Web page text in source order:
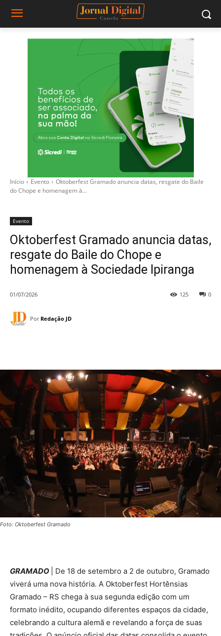
Início Evento
Oktoberfest Gramado anuncia datas, resgate do Baile
do Chope e homenagem à...
Evento
Oktoberfest Gramado anuncia datas,
resgate do Baile do Chope e
homenagem à Sociedade Ipiranga
01/07/2026 0
125
Por Redação JD
Foto: Oktoberfest Gramado
GRAMADO
| De 18 de setembro a 2 de outubro, Gramado
viverá uma nova história. A Oktoberfest Hortênsias
Gramado – RS chega à sua segunda edição com um
formato inédito, ocupando diferentes espaços da cidade,
celebrando a cultura alemã e revelando a força de suas